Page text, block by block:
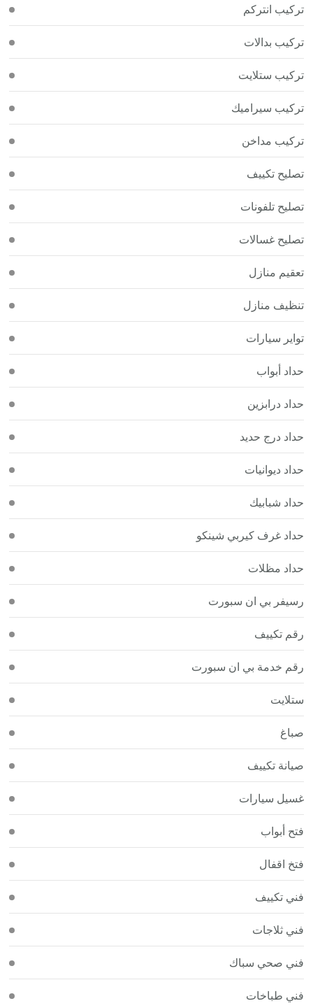
تركيب انتركم
تركيب بدالات
تركيب ستلايت
تركيب سيراميك
تركيب مداخن
تصليح تكييف
تصليح تلفونات
تصليح غسالات
تعقيم منازل
تنظيف منازل
تواير سيارات
حداد أبواب
حداد درابزين
حداد درج حديد
حداد ديوانيات
حداد شبابيك
حداد غرف كيربي شينكو
حداد مظلات
رسيفر بي ان سبورت
رقم تكييف
رقم خدمة بي ان سبورت
ستلايت
صباغ
صيانة تكييف
غسيل سيارات
فتح أبواب
فتخ اقفال
فني تكييف
فني ثلاجات
فني صحي سباك
فني طباخات